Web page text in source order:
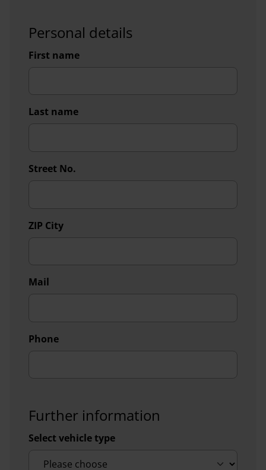
Personal details
First name
Last name
Street No.
ZIP City
Mail
Phone
Further information
Select vehicle type